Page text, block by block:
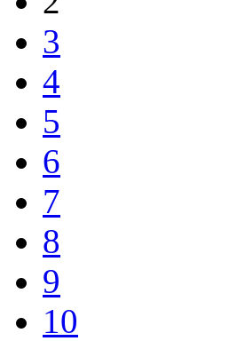
3
4
5
6
7
8
9
10